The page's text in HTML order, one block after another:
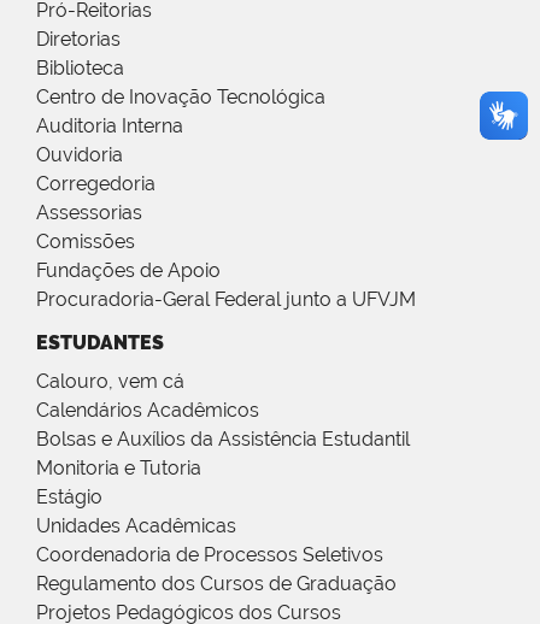
Pró-Reitorias
Diretorias
Biblioteca
Centro de Inovação Tecnológica
Auditoria Interna
Ouvidoria
Corregedoria
Assessorias
Comissões
Fundações de Apoio
Procuradoria-Geral Federal junto a UFVJM
ESTUDANTES
Calouro, vem cá
Calendários Acadêmicos
Bolsas e Auxílios da Assistência Estudantil
Monitoria e Tutoria
Estágio
Unidades Acadêmicas
Coordenadoria de Processos Seletivos
Regulamento dos Cursos de Graduação
Projetos Pedagógicos dos Cursos